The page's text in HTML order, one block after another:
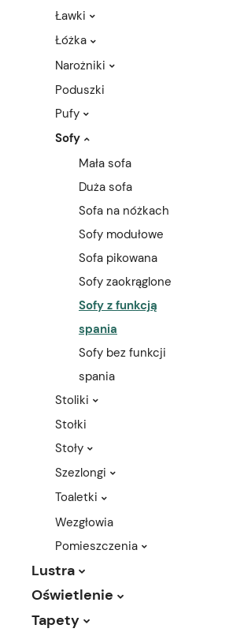
Ławki
Łóżka
Narożniki
Poduszki
Pufy
Sofy
Mała sofa
Duża sofa
Sofa na nóżkach
Sofy modułowe
Sofa pikowana
Sofy zaokrąglone
Sofy z funkcją
spania
Sofy bez funkcji
spania
Stoliki
Stołki
Stoły
Szezlongi
Toaletki
Wezgłowia
Pomieszczenia
Lustra
Oświetlenie
Tapety